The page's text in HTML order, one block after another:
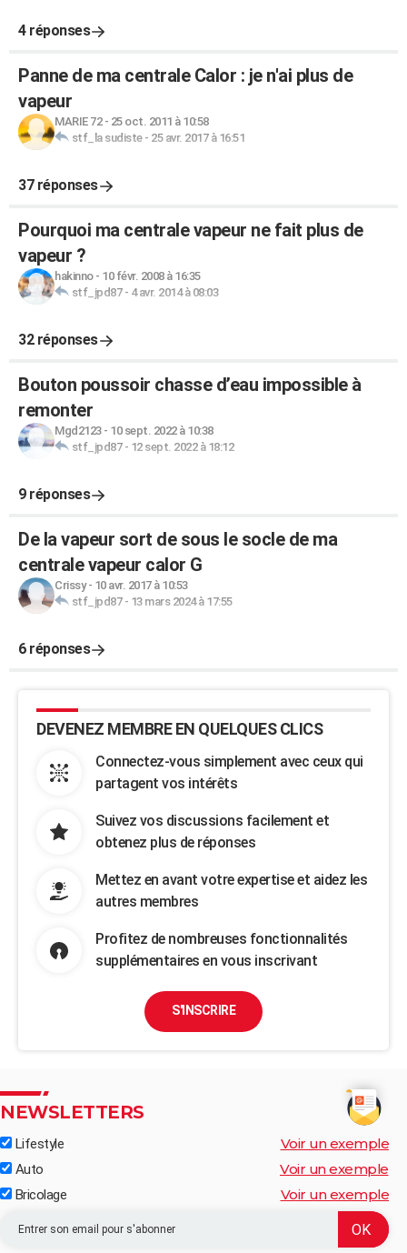
4 réponses
Panne de ma centrale Calor : je n'ai plus de
vapeur
MARIE 72- 25 oct. 2011 à 10:58
stf_la sudiste- 25 avr. 2017 à 16:51
37 réponses
Pourquoi ma centrale vapeur ne fait plus de
vapeur ?
hakinno- 10 févr. 2008 à 16:35
stf_jpd87- 4 avr. 2014 à 08:03
32 réponses
Bouton poussoir chasse d’eau impossible à
remonter
Mgd2123- 10 sept. 2022 à 10:38
stf_jpd87- 12 sept. 2022 à 18:12
9 réponses
De la vapeur sort de sous le socle de ma
centrale vapeur calor G
Crissy- 10 avr. 2017 à 10:53
stf_jpd87- 13 mars 2024 à 17:55
6 réponses
DEVENEZ MEMBRE EN QUELQUES CLICS
Connectez-vous simplement avec ceux qui
partagent vos intérêts
Suivez vos discussions facilement et
obtenez plus de réponses
Mettez en avant votre expertise et aidez les
autres membres
Profitez de nombreuses fonctionnalités
supplémentaires en vous inscrivant
S'INSCRIRE
NEWSLETTERS
Lifestyle Voir un exemple
Auto Voir un exemple
Bricolage Voir un exemple